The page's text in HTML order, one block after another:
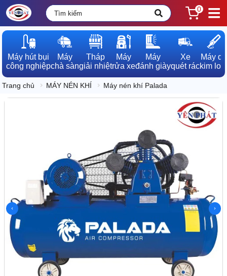
0
Máy hút bụi
công nghiệp
Máy
chà sàn
Tháp
giải nhiệt
Máy
rửa xe
Máy
đánh giày
Xe
quét rác
Máy dò
kim loại
Trang chủ MÁY NÉN KHÍ Máy nén khí Palada